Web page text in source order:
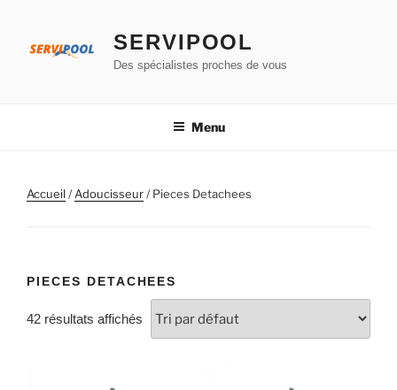
contenu
SERVIPOOL
Des spécialistes proches de vous
Menu
Accueil/Adoucisseur/ Pieces Detachees
PIECES DETACHEES
42 résultats affichés